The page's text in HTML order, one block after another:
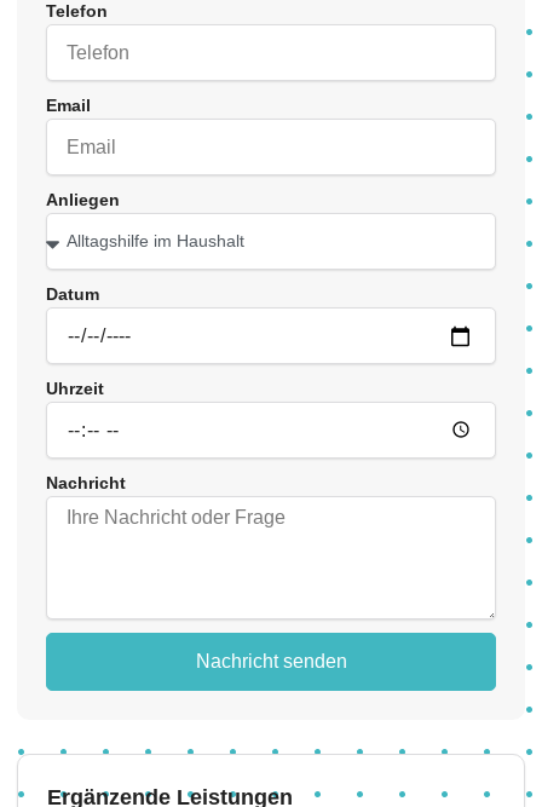
Telefon
Email
Anliegen
Datum
Uhrzeit
Nachricht
Nachricht senden
Ergänzende Leistungen